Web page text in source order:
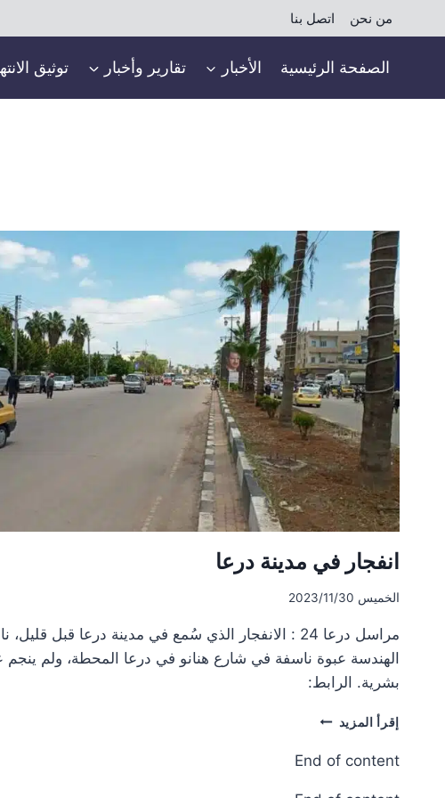
إلى
من نحن اتصل بنا
الصفحة الرئيسية الأخبار تقارير وأخبار توثيق
انفجار في مدينة درعا
الخميس 2023/11/30
مراسل درعا 24 : الانفجار الذي سُمع في مدينة درعا قبل
الهندسة عبوة ناسفة في شارع هنانو في درعا المحطة، ولم
بشرية. الرابط:
إقرأ المزيد انفجار
مدينة
End of content